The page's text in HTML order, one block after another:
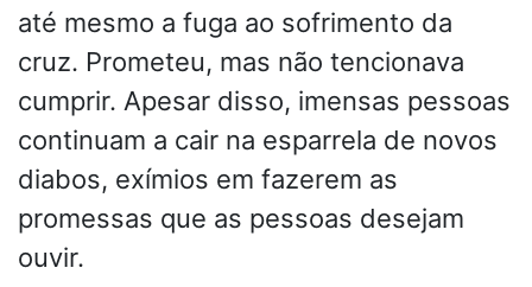
até mesmo a fuga ao sofrimento da
cruz. Prometeu, mas não tencionava
cumprir. Apesar disso, imensas pessoas
continuam a cair na esparrela de novos
diabos, exímios em fazerem as
promessas que as pessoas desejam
ouvir.